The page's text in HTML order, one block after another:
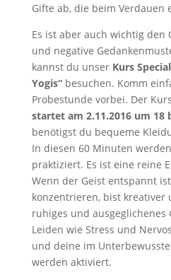
Gifte ab, die beim Verdauen
Es ist aber auch wichtig den
und negative
kannst du unser Kurs
Yogis“besuchen. Komm
Probestunde vorbei. Der Kurs
startet am 2.11.2016 um 18
benötigst du bequeme
In diesen 60 Minuten
praktiziert. Es ist eine reine
Wenn der Geist entspannt
konzentrieren, bist kreativer
ruhiges und ausgeglichenes
Leiden wie Stress und
und deine im
werden aktiviert.